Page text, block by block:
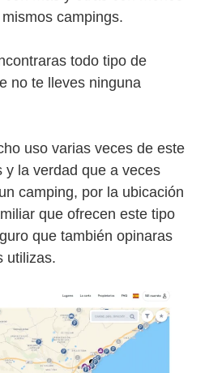
campings.
todo tipo de
no te lleves ninguna
uso varias veces de este
y la verdad que a veces
camping, por la ubicación
que ofrecen este tipo
que también opinaras
utilizas.